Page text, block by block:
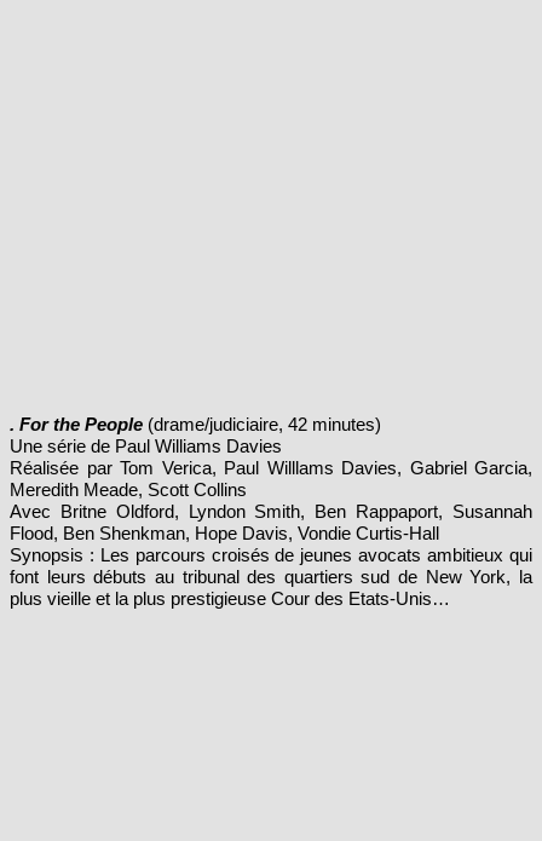
Une série de Paul Williams Davies
Réalisée par Tom Verica, Paul Willlams Davies, Gabriel Garcia,
Meredith Meade, Scott Collins
Avec Britne Oldford, Lyndon Smith, Ben Rappaport, Susannah
Flood, Ben Shenkman, Hope Davis, Vondie Curtis-Hall
Synopsis : Les parcours croisés de jeunes avocats ambitieux qui
font leurs débuts au tribunal des quartiers sud de New York, la
plus vieille et la plus prestigieuse Cour des Etats-Unis…